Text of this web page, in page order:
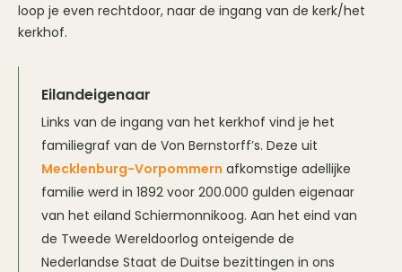
loop je even rechtdoor, naar de ingang van de kerk/het
kerkhof.
Eilandeigenaar
Links van de ingang van het kerkhof vind je het
familiegraf van de Von Bernstorff’s. Deze uit
Mecklenburg-Vorpommern afkomstige adellijke
familie werd in 1892 voor 200.000 gulden eigenaar
van het eiland Schiermonnikoog. Aan het eind van
de Tweede Wereldoorlog onteigende de
Nederlandse Staat de Duitse bezittingen in ons